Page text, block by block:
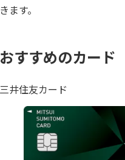
きます。
おすすめのカード
三井住友カード